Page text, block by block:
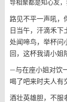
导相聚都是知心友，
路见不平一声吼，
日当午，汗滴禾下
处闻啼鸟，举杯问
回，这杯我请小姐
—与在座小姐对饮
喝了吧来时夫人有
酒壮英雄胆，不服